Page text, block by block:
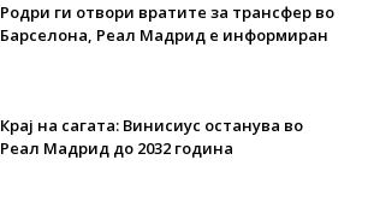
Родри ги отвори вратите за трансфер во
Барселона, Реал Мадрид е информиран
Крај на сагата: Винисиус останува во
Реал Мадрид до 2032 година